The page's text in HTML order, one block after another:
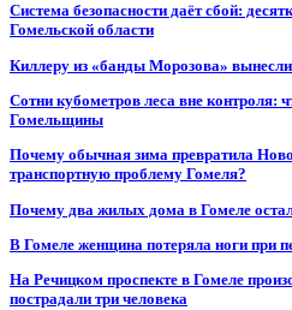
Система безопасности даёт сбой:
Гомельской области
Киллеру из «банды Морозова»
Сотни кубометров леса вне контроля:
Гомельщины
Почему обычная зима превратила
транспортную проблему Гомеля?
Почему два жилых дома в Гомеле
В Гомеле женщина потеряла ноги при
На Речицком проспекте в Гомеле
пострадали три человека